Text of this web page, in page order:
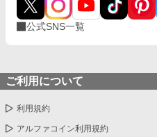
公式SNS一覧
ご利用について
利用規約
アルファコイン利用規約